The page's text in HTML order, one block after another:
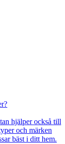
hjälper också till
och märken
bäst i ditt hem.